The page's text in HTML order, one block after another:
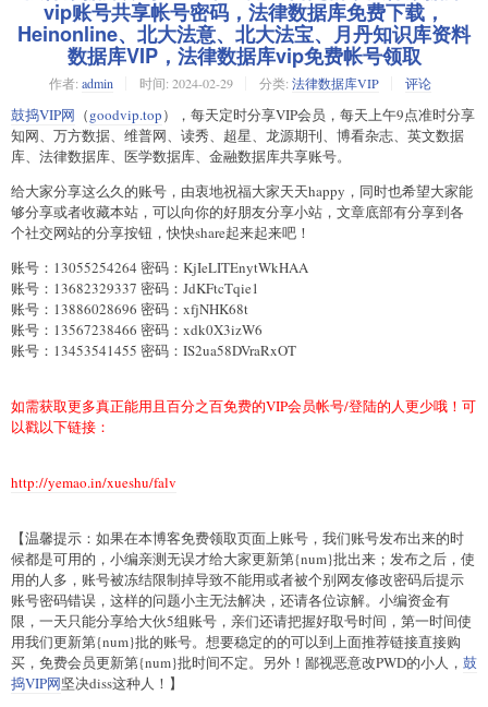
vip账号共享帐号密码，法律数据库免费下载，
Heinonline、北大法意、北大法宝、月丹知识库资料
数据库VIP，法律数据库vip免费帐号领取
作者: admin 时间: 2024-02-29 分类: 法律数据库VIP 评论
鼓捣VIP网 （goodvip.top），每天定时分享VIP会员，每天上午9点准时分享
知网、万方数据、维普网、读秀、超星、龙源期刊、博看杂志、英文数据
库、法律数据库、医学数据库、金融数据库共享账号。
给大家分享这么久的账号，由衷地祝福大家天天happy，同时也希望大家能
够分享或者收藏本站，可以向你的好朋友分享小站，文章底部有分享到各
个社交网站的分享按钮，快快share起来起来吧！
账号：13055254264 密码：KjIeLITEnytWkHAA
账号：13682329337 密码：JdKFtcTqie1
账号：13886028696 密码：xfjNHK68t
账号：13567238466 密码：xdk0X3izW6
账号：13453541455 密码：IS2ua58DVraRxOT
如需获取更多真正能用且百分之百免费的VIP会员帐号/登陆的人更少哦！可
以戳以下链接：
http://yemao.in/xueshu/falv
【温馨提示：如果在本博客免费领取页面上账号，我们账号发布出来的时
候都是可用的，小编亲测无误才给大家更新第{num}批出来；发布之后，使
用的人多，账号被冻结限制掉导致不能用或者被个别网友修改密码后提示
账号密码错误，这样的问题小主无法解决，还请各位谅解。小编资金有
限，一天只能分享给大伙5组账号，亲们还请把握好取号时间，第一时间使
用我们更新第{num}批的账号。想要稳定的的可以到上面推荐链接直接购
买，免费会员更新第{num}批时间不定。另外！鄙视恶意改PWD的小人， 鼓
捣VIP网坚决diss这种人！】